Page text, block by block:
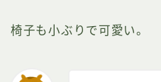
椅子も小ぶりで可愛い。